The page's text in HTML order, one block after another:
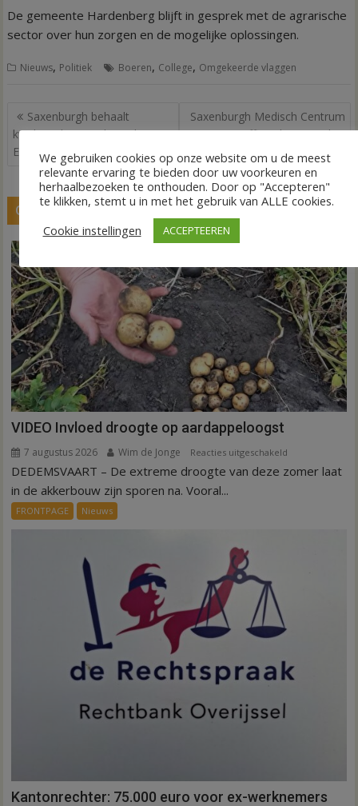
De gemeente Hardenberg blijft in gesprek met de agrarische
sector over hun zorgen en de mogelijke oplossingen.
Nieuws, Politiek Boeren, College, Omgekeerde vlaggen
Bericht
navigatie
Saxenburgh behaalt
kwaliteitskeurmerk Qualicor
Europe
Saxenburgh Medisch Centrum
officieel geopend
GERELATEERDE BERICHTEN
VIDEO Invloed droogte op aardappeloogst
7 augustus 2026 Wim de Jonge Reacties uitgeschakeld
VIDEO
DEDEMSVAART – De extreme droogte van deze zomer laat
in de akkerbouw zijn sporen na. Vooral...
FRONTPAGE Nieuws
Kantonrechter: 75.000 euro voor ex-werknemers
We gebruiken cookies op onze website om u de meest
relevante ervaring te bieden door uw voorkeuren en
herhaalbezoeken te onthouden. Door op "Accepteren"
te klikken, stemt u in met het gebruik van ALLE cookies.
Cookie instellingen
ACCEPTEEREN